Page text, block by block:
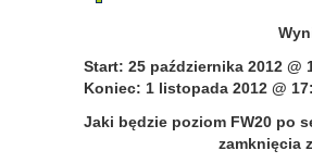
Start: 25 października 2012 @
Koniec: 1 listopada 2012 @
Jaki będzie poziom FW20 po
zamknięcia